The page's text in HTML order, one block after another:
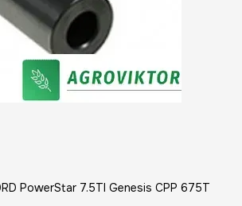
PowerStar 7.5TI Genesis CPP 675T